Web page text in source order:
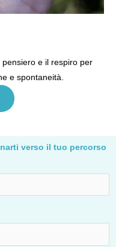
pensiero e il respiro per
e spontaneità.
verso il tuo percorso